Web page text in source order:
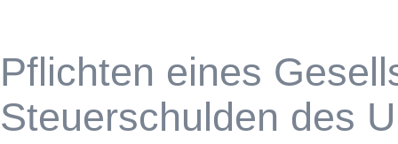
Pflichten eines
Steuerschulden des